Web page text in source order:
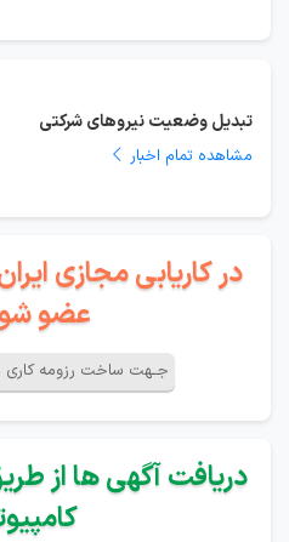
تبدیل وضعیت نیروهای شرکتی
مشاهده تمام اخبار
در کاریابی مجازی
عضو
جـهت ساخت رزومه کاری
دریافت آگهی ها از